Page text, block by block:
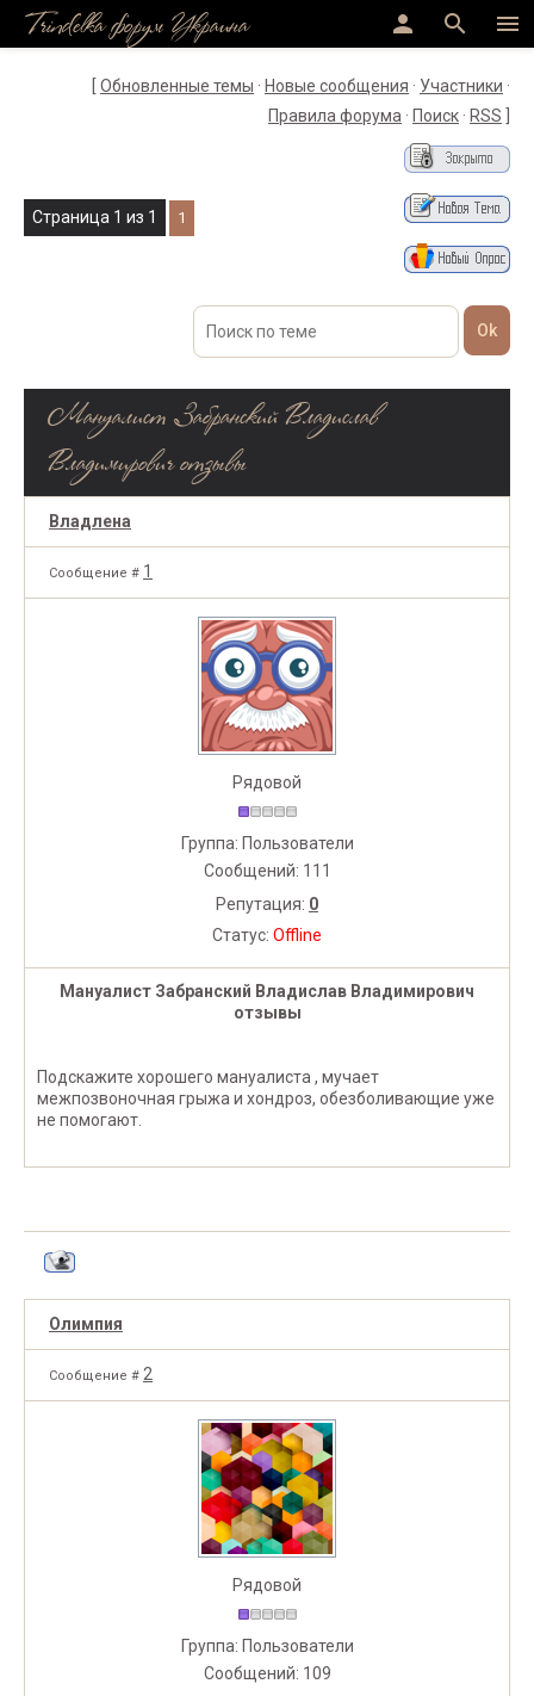
menu
search
person
Trindelka форум Украина
Обновленные темы · Новые сообщения · Участники ·
Правила форума · Поиск · RSS
Страница 1 из 1 1
Мануалист Забранский Владислав
Владимирович отзывы
Владлена
Сообщение # 1
Рядовой
Группа: Пользователи
Сообщений: 111
Репутация: 0
Статус: Offline
Мануалист Забранский Владислав Владимирович
отзывы
Подскажите хорошего мануалиста , мучает
межпозвоночная грыжа и хондроз, обезболивающие уже
не помогают.
Олимпия
Сообщение # 2
Рядовой
Группа: Пользователи
Сообщений: 109